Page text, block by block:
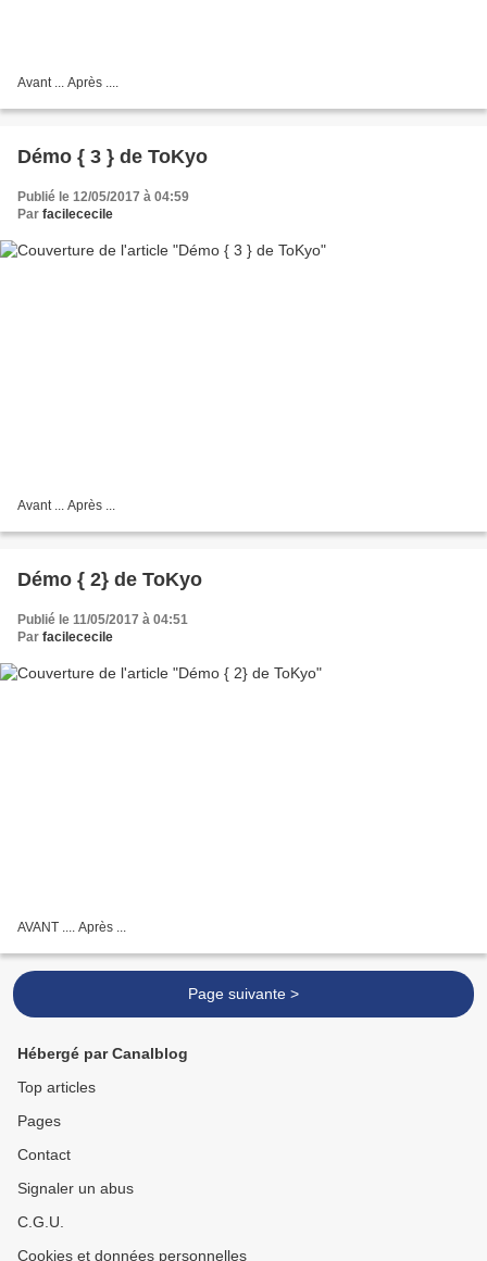
Avant ... Après ....
Démo { 3 } de ToKyo
Publié le 12/05/2017 à 04:59
Par facilececile
Avant ... Après ...
Démo { 2} de ToKyo
Publié le 11/05/2017 à 04:51
Par facilececile
AVANT .... Après ...
Page suivante >
Hébergé par Canalblog
Top articles
Pages
Contact
Signaler un abus
C.G.U.
Cookies et données personnelles